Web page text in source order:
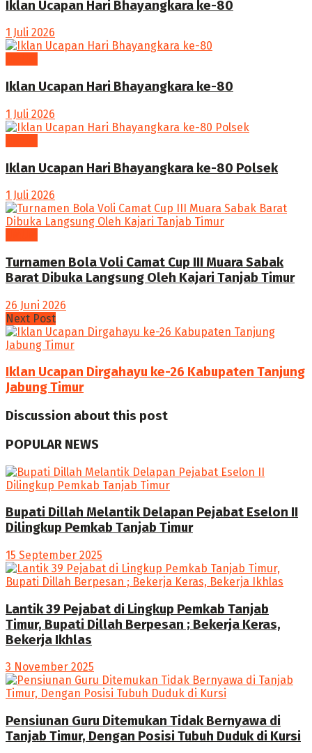
Iklan Ucapan Hari Bhayangkara ke-80
1 Juli 2026
Iklan Ucapan Hari Bhayangkara ke-80
1 Juli 2026
Iklan Ucapan Hari Bhayangkara ke-80 Polsek
1 Juli 2026
Turnamen Bola Voli Camat Cup III Muara Sabak
Barat Dibuka Langsung Oleh Kajari Tanjab Timur
26 Juni 2026
Next Post
Iklan Ucapan Dirgahayu ke-26 Kabupaten Tanjung
Jabung Timur
Discussion about this post
POPULAR NEWS
Bupati Dillah Melantik Delapan Pejabat Eselon II
Dilingkup Pemkab Tanjab Timur
15 September 2025
Lantik 39 Pejabat di Lingkup Pemkab Tanjab
Timur, Bupati Dillah Berpesan ; Bekerja Keras,
Bekerja Ikhlas
3 November 2025
Pensiunan Guru Ditemukan Tidak Bernyawa di
Tanjab Timur, Dengan Posisi Tubuh Duduk di Kursi